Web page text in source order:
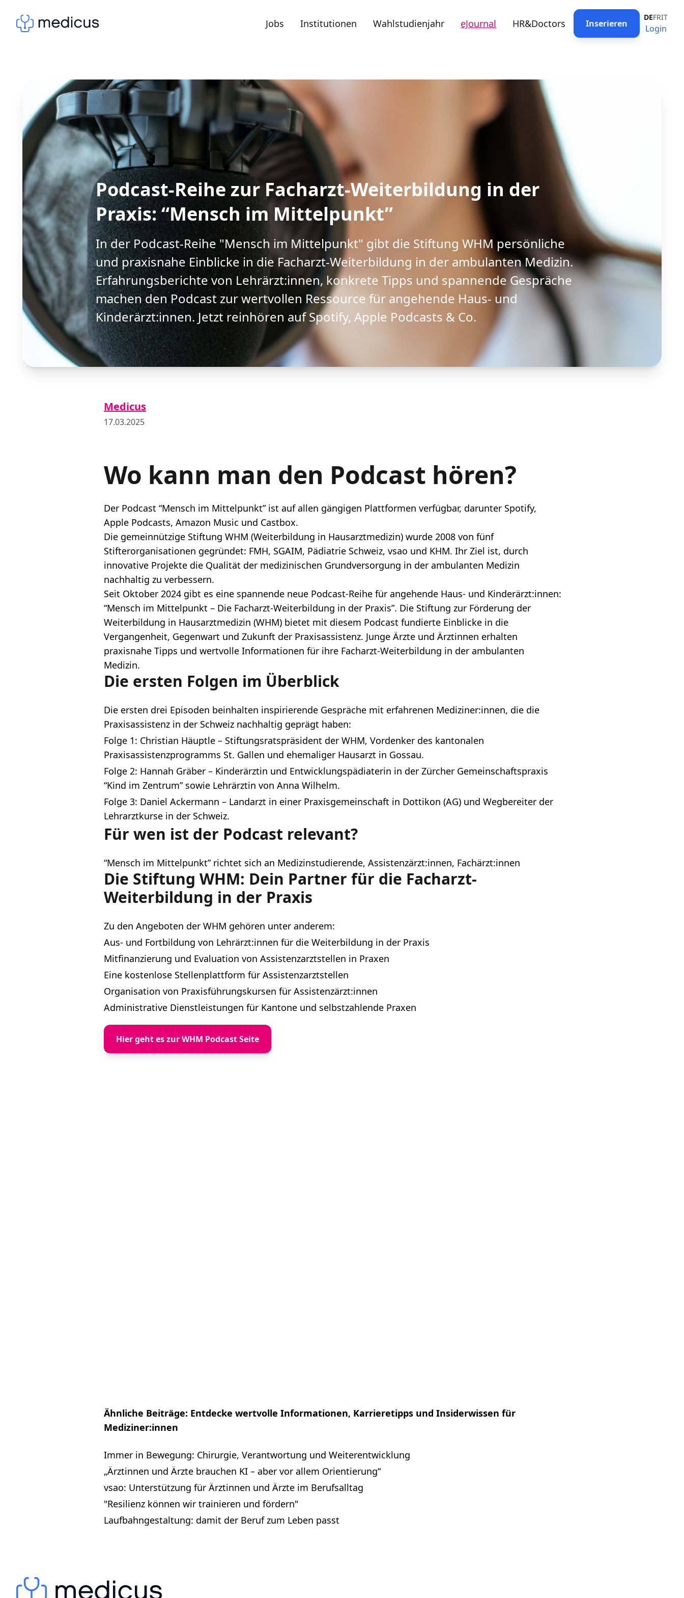
Jobs Institutionen Wahlstudienjahr eJournal HR&Doctors Inserieren
DEFRIT
Login
Podcast-Reihe zur Facharzt-Weiterbildung in der
Praxis: “Mensch im Mittelpunkt”
In der Podcast-Reihe "Mensch im Mittelpunkt" gibt die Stiftung WHM persönliche
und praxisnahe Einblicke in die Facharzt-Weiterbildung in der ambulanten Medizin.
Erfahrungsberichte von Lehrärzt:innen, konkrete Tipps und spannende Gespräche
machen den Podcast zur wertvollen Ressource für angehende Haus- und
Kinderärzt:innen. Jetzt reinhören auf Spotify, Apple Podcasts & Co.
Medicus
17.03.2025
Wo kann man den Podcast hören?
Der Podcast “Mensch im Mittelpunkt” ist auf allen gängigen Plattformen verfügbar, darunter Spotify,
Apple Podcasts, Amazon Music und Castbox.
Die gemeinnützige Stiftung WHM (Weiterbildung in Hausarztmedizin) wurde 2008 von fünf
Stifterorganisationen gegründet: FMH, SGAIM, Pädiatrie Schweiz, vsao und KHM. Ihr Ziel ist, durch
innovative Projekte die Qualität der medizinischen Grundversorgung in der ambulanten Medizin
nachhaltig zu verbessern.
Seit Oktober 2024 gibt es eine spannende neue Podcast-Reihe für angehende Haus- und Kinderärzt:innen:
“Mensch im Mittelpunkt – Die Facharzt-Weiterbildung in der Praxis”. Die Stiftung zur Förderung der
Weiterbildung in Hausarztmedizin (WHM) bietet mit diesem Podcast fundierte Einblicke in die
Vergangenheit, Gegenwart und Zukunft der Praxisassistenz. Junge Ärzte und Ärztinnen erhalten
praxisnahe Tipps und wertvolle Informationen für ihre Facharzt-Weiterbildung in der ambulanten
Medizin.
Die ersten Folgen im Überblick
Die ersten drei Episoden beinhalten inspirierende Gespräche mit erfahrenen Mediziner:innen, die die
Praxisassistenz in der Schweiz nachhaltig geprägt haben:
Folge 1: Christian Häuptle – Stiftungsratspräsident der WHM, Vordenker des kantonalen
Praxisassistenzprogramms St. Gallen und ehemaliger Hausarzt in Gossau.
Folge 2: Hannah Gräber – Kinderärztin und Entwicklungspädiaterin in der Zürcher Gemeinschaftspraxis
“Kind im Zentrum” sowie Lehrärztin von Anna Wilhelm.
Folge 3: Daniel Ackermann – Landarzt in einer Praxisgemeinschaft in Dottikon (AG) und Wegbereiter der
Lehrarztkurse in der Schweiz.
Für wen ist der Podcast relevant?
“Mensch im Mittelpunkt” richtet sich an Medizinstudierende, Assistenzärzt:innen, Fachärzt:innen
Die Stiftung WHM: Dein Partner für die Facharzt-
Weiterbildung in der Praxis
Zu den Angeboten der WHM gehören unter anderem:
Aus- und Fortbildung von Lehrärzt:innen für die Weiterbildung in der Praxis
Mitfinanzierung und Evaluation von Assistenzarztstellen in Praxen
Eine kostenlose Stellenplattform für Assistenzarztstellen
Organisation von Praxisführungskursen für Assistenzärzt:innen
Administrative Dienstleistungen für Kantone und selbstzahlende Praxen
Hier geht es zur WHM Podcast Seite
Ähnliche Beiträge: Entdecke wertvolle Informationen, Karrieretipps und Insiderwissen für
Mediziner:innen
Immer in Bewegung: Chirurgie, Verantwortung und Weiterentwicklung
„Ärztinnen und Ärzte brauchen KI – aber vor allem Orientierung“
vsao: Unterstützung für Ärztinnen und Ärzte im Berufsalltag
"Resilienz können wir trainieren und fördern"
Laufbahngestaltung: damit der Beruf zum Leben passt